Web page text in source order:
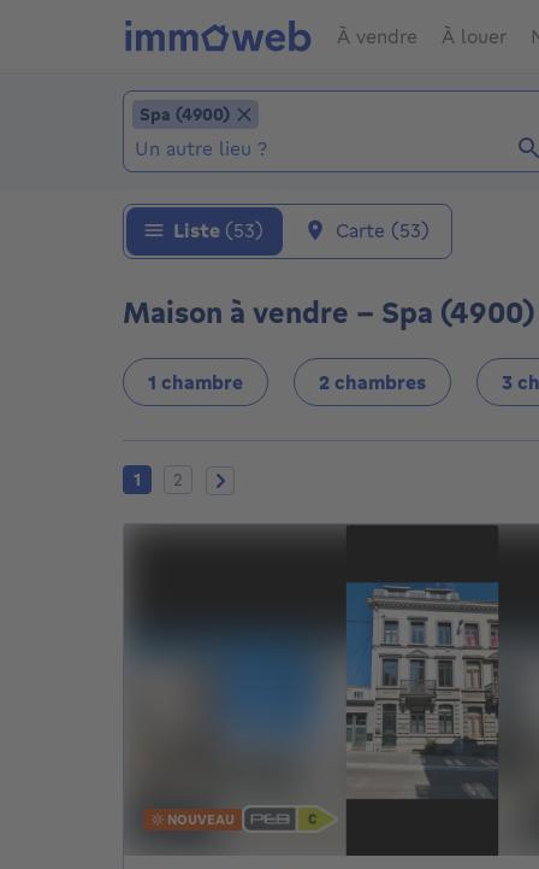
À vendre À louer
Localité (Localités déjà sélectionnées: Spa
Spa (4900)
Spa (4900)
Ajouter un lieu
Liste (53) Carte (53)
Maison à vendre - Spa
1 chambre 2 chambres 3
Page actuelle
1 Page 2
2 Page suivante
NOUVEAU